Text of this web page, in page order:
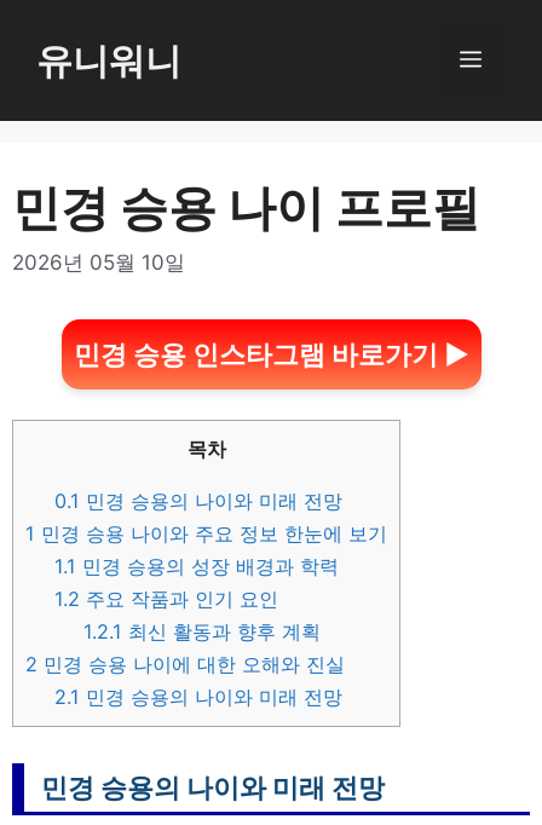
로
너
뛰
기
유니워니 메
민경 승용 나이 프로필
2026년 05월 10일
민경 승용 인스타그램 바로가기 ▶
목차
0.1 민경 승용의 나이와 미래 전망
1 민경 승용 나이와 주요 정보 한눈에 보기
1.1 민경 승용의 성장 배경과 학력
1.2 주요 작품과 인기 요인
1.2.1 최신 활동과 향후 계획
2 민경 승용 나이에 대한 오해와 진실
2.1 민경 승용의 나이와 미래 전망
민경 승용의 나이와 미래 전망